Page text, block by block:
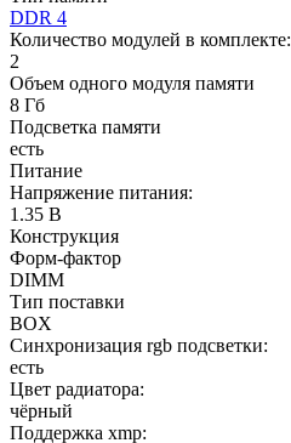
DDR 4
Количество модулей в комплекте:
2
Объем одного модуля памяти
8 Гб
Подсветка памяти
есть
Питание
Напряжение питания:
1.35 В
Конструкция
Форм-фактор
DIMM
Тип поставки
BOX
Синхронизация rgb подсветки:
есть
Цвет радиатора:
чёрный
Поддержка xmp: